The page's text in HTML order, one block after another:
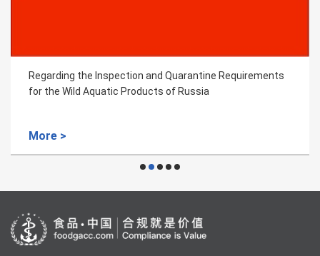
Regarding the Inspection and Quarantine Requirements
for the Wild Aquatic Products of Russia
More >